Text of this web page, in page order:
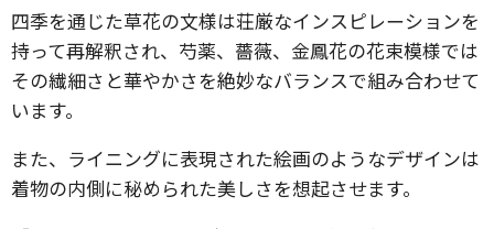
四季を通じた草花の文様は荘厳なインスピレーションを
持って再解釈され、芍薬、薔薇、金鳳花の花束模様では
その繊細さと華やかさを絶妙なバランスで組み合わせて
います。
また、ライニングに表現された絵画のようなデザインは
着物の内側に秘められた美しさを想起させます。